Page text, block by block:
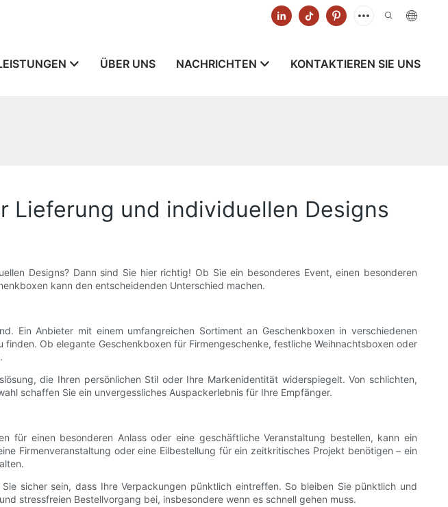
ÜBER UNS NACHRICHTEN KONTAKTIEREN SIE UNS
Lieferung und individuellen Designs
Designs? Dann sind Sie hier richtig! Ob Sie ein besonderes Event, einen besonderen
kann den entscheidenden Unterschied machen.
Ein Anbieter mit einem umfangreichen Sortiment an Geschenkboxen in verschiedenen
Ob elegante Geschenkboxen für Firmengeschenke, festliche Weihnachtsboxen oder
die Ihren persönlichen Stil oder Ihre Markenidentität widerspiegelt. Von schlichten,
schaffen Sie ein unvergessliches Auspackerlebnis für Ihre Empfänger.
für einen besonderen Anlass oder eine geschäftliche Veranstaltung bestellen, kann ein
Firmenveranstaltung oder eine Eilbestellung für ein zeitkritisches Projekt benötigen – ein
sicher sein, dass Ihre Verpackungen pünktlich eintreffen. So bleiben Sie pünktlich und
stressfreien Bestellvorgang bei, insbesondere wenn es schnell gehen muss.